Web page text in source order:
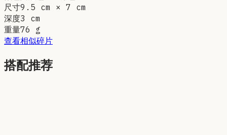
尺寸9.5 cm × 7 cm
深度3 cm
重量76 g
查看相似碎片
搭配推荐